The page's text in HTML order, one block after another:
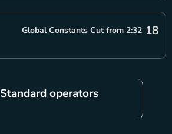
18
Global Constants Cut from 2:32
Standard operators